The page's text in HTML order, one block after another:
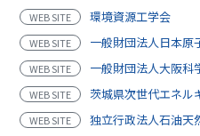
WEB SITE 環境資源工学会
WEB SITE 一般財団法人日本原
WEB SITE 一般財団法人大阪科
WEB SITE 茨城県次世代エネル
WEB SITE 独立行政法人石油天